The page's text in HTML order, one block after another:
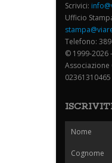
Scrivici:
Ufficio
Telefono:
© 1999-2026
Associazione
02361310465